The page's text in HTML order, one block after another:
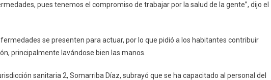
pues tenemos el compromiso de trabajar por la salud de la gente”, dijo el
se presenten para actuar, por lo que pidió a los habitantes contribuir
principalmente lavándose bien las manos.
sanitaria 2, Somarriba Díaz, subrayó que se ha capacitado al personal del